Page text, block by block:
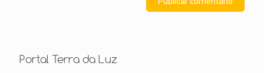
Portal Terra da Luz